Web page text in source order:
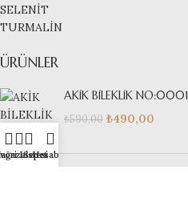
SELENİT
TURMALİN
ÜRÜNLER
AKİK BİLEKLİK NO:0001
₺590,00 ₺490,00
Listesi
Sepet
Hesabım